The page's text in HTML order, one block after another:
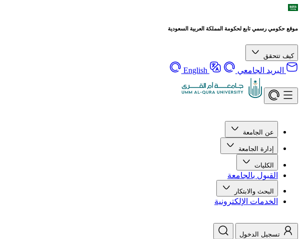
موقع حكومي رسمي تابع لحكومة المملكة العربية السعودية
كيف تتحقق
البريد الجامعي English
عن الجامعة
إدارة الجامعة
الكليات
القبول بالجامعة
البحث والابتكار
الخدمات الإلكترونية
تسجيل الدخول